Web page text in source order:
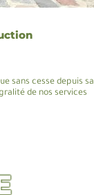
sans cesse depuis sa
de nos services